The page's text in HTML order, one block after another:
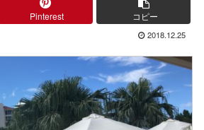
Pinterest コピー
2018.12.25